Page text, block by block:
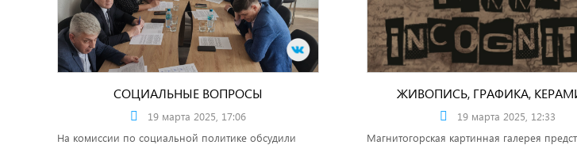
СОЦИАЛЬНЫЕ ВОПРОСЫ
19 марта 2025, 17:06
На комиссии по социальной политике обсудили
ЖИВОПИСЬ, ГРАФИКА,
19 марта 2025, 12:33
Магнитогорская картинная галерея